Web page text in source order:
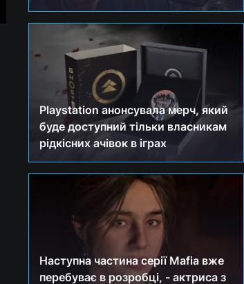
Playstation анонсувала мерч, який
буде доступний тільки власникам
рідкісних ачівок в іграх
Наступна частина серії Mafia вже
перебуває в розробці, - актриса з